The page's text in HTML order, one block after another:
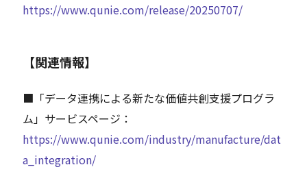
https://www.qunie.com/release/20250707/
【関連情報】
■「データ連携による新たな価値共創支援プログラ
ム」サービスページ：
https://www.qunie.com/industry/manufacture/dat
a_integration/